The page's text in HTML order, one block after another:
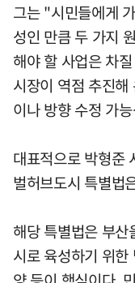
그는 "시민들에게
성인 만큼 두 가지
해야 할 사업은 차
시장이 역점 추진
이나 방향 수정 가
대표적으로 박형준
벌허브도시 특별법
해당 특별법은 부
시로 육성하기 위